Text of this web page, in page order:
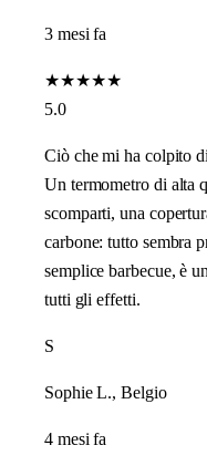
3 mesi fa
★★★★★
5.0
Ciò che mi ha colpito
Un termometro di alta
scomparti, una
carbone: tutto sembra
semplice barbecue, è
tutti gli effetti.
S
Sophie L., Belgio
4 mesi fa